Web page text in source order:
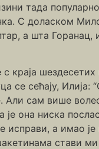
тада
С доласком
а шта
краја
се сећају, Илија:
Али сам више
је она ниска
исправи, а имао
стави